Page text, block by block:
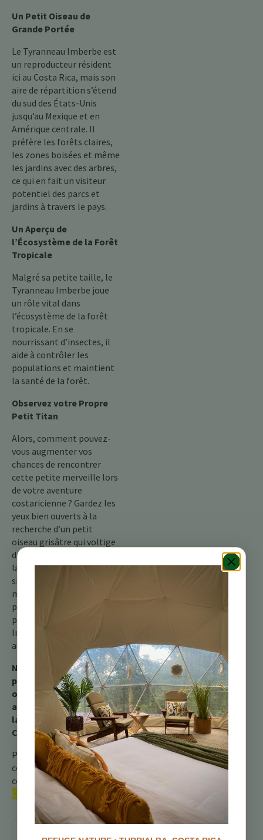
Un Petit Oiseau de
Grande Portée
Le Tyranneau Imberbe est
un reproducteur résident
ici au Costa Rica, mais son
aire de répartition s’étend
du sud des États-Unis
jusqu’au Mexique et en
Amérique centrale. Il
préfère les forêts claires,
les zones boisées et même
les jardins avec des arbres,
ce qui en fait un visiteur
potentiel des parcs et
jardins à travers le pays.
Un Aperçu de
l’Écosystème de la Forêt
Tropicale
Malgré sa petite taille, le
Tyranneau Imberbe joue
un rôle vital dans
l’écosystème de la forêt
tropicale. En se
nourrissant d’insectes, il
aide à contrôler les
populations et maintient
la santé de la forêt.
Observez votre Propre
Petit Titan
Alors, comment pouvez-
vous augmenter vos
chances de rencontrer
cette petite merveille lors
de votre aventure
costaricienne ? Gardez les
yeux bien ouverts à la
recherche d’un petit
oiseau grisâtre qui voltige
dans le feuillage moyen de
la forêt. Écoutez les
sifflements
mélancoliques, et avec un
peu de chance, vous
pourrez voir le Tyranneau
Imberbe – un petit titan
au grand cœur.
Ne manquez pas notre
prochain article de blog,
où nous explorerons un
autre joyau à plumes de
la forêt tropicale du
Costa Rica !
Pour plus d’informations,
consultez notre guide
complet sur lesoiseaux du
Costa Rica.